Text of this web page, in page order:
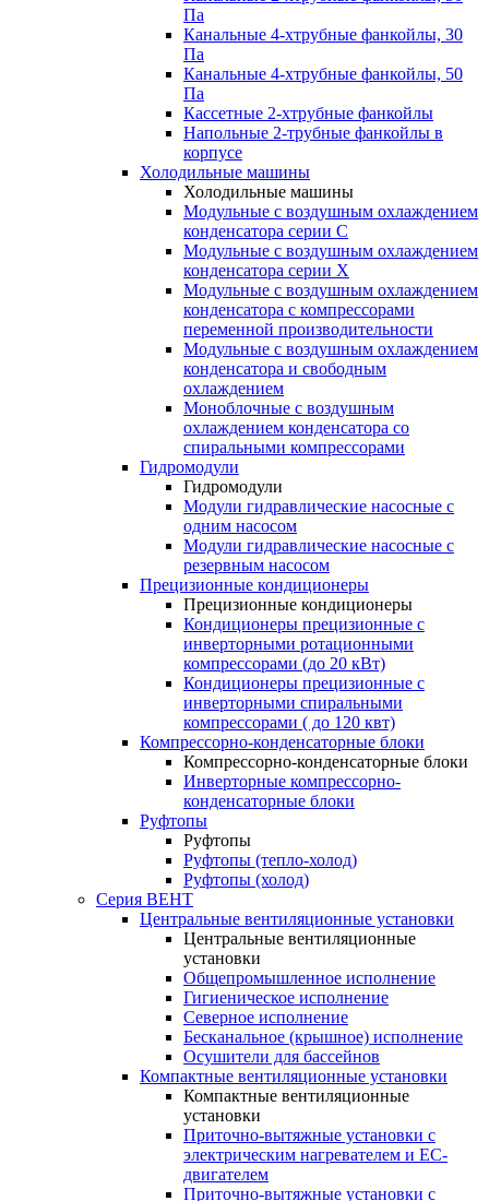
Па
Канальные 4-хтрубные фанкойлы, 30
Па
Канальные 4-хтрубные фанкойлы, 50
Па
Кассетные 2-хтрубные фанкойлы
Напольные 2-трубные фанкойлы в
корпусе
Холодильные машины
Холодильные машины
Модульные с воздушным охлаждением
конденсатора серии С
Модульные с воздушным охлаждением
конденсатора серии Х
Модульные с воздушным охлаждением
конденсатора с компрессорами
переменной производительности
Mодульные с воздушным охлаждением
конденсатора и свободным
охлаждением
Моноблочные с воздушным
охлаждением конденсатора со
спиральными компрессорами
Гидромодули
Гидромодули
Модули гидравлические насосные с
одним насосом
Модули гидравлические насосные с
резервным насосом
Прецизионные кондиционеры
Прецизионные кондиционеры
Кондиционеры прецизионные c
инверторными ротационными
компрессорами (до 20 кВт)
Кондиционеры прецизионные c
инверторными спиральными
компрессорами ( до 120 квт)
Компрессорно-конденсаторные блоки
Компрессорно-конденсаторные блоки
Инверторные компрессорно-
конденсаторные блоки
Руфтопы
Руфтопы
Руфтопы (тепло-холод)
Руфтопы (холод)
Серия ВЕНТ
Центральные вентиляционные установки
Центральные вентиляционные
установки
Общепромышленное исполнение
Гигиеническое исполнение
Северное исполнение
Бесканальное (крышное) исполнение
Осушители для бассейнов
Компактные вентиляционные установки
Компактные вентиляционные
установки
Приточно-вытяжные установки с
электрическим нагревателем и EC-
двигателем
Приточно-вытяжные установки с